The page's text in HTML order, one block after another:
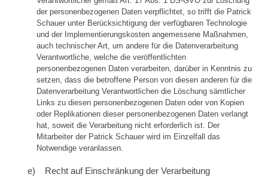
der personenbezogenen Daten verpflichtet, so trifft die Patrick
Schauer unter Berücksichtigung der verfügbaren Technologie
und der Implementierungskosten angemessene Maßnahmen,
auch technischer Art, um andere für die Datenverarbeitung
Verantwortliche, welche die veröffentlichten
personenbezogenen Daten verarbeiten, darüber in Kenntnis zu
setzen, dass die betroffene Person von diesen anderen für die
Datenverarbeitung Verantwortlichen die Löschung sämtlicher
Links zu diesen personenbezogenen Daten oder von Kopien
oder Replikationen dieser personenbezogenen Daten verlangt
hat, soweit die Verarbeitung nicht erforderlich ist. Der
Mitarbeiter der Patrick Schauer wird im Einzelfall das
Notwendige veranlassen.
e) Recht auf Einschränkung der Verarbeitung